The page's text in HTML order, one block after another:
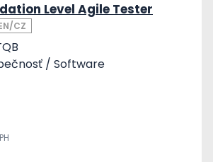
Level Agile Tester
CZ
/ Software